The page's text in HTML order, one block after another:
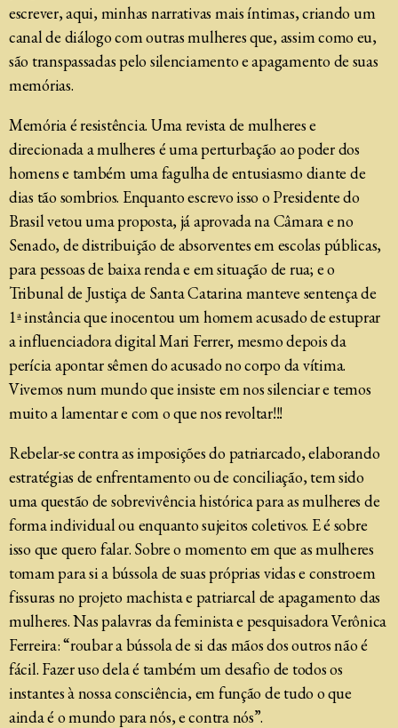
escrever, aqui, minhas narrativas mais íntimas, criando um
canal de diálogo com outras mulheres que, assim como eu,
são transpassadas pelo silenciamento e apagamento de suas
memórias.
Memória é resistência. Uma revista de mulheres e
direcionada a mulheres é uma perturbação ao poder dos
homens e também uma fagulha de entusiasmo diante de
dias tão sombrios. Enquanto escrevo isso o Presidente do
Brasil vetou uma proposta, já aprovada na Câmara e no
Senado, de distribuição de absorventes em escolas públicas,
para pessoas de baixa renda e em situação de rua; e o
Tribunal de Justiça de Santa Catarina manteve sentença de
1ª instância que inocentou um homem acusado de estuprar
a influenciadora digital Mari Ferrer, mesmo depois da
perícia apontar sêmen do acusado no corpo da vítima.
Vivemos num mundo que insiste em nos silenciar e temos
muito a lamentar e com o que nos revoltar!!!
Rebelar-se contra as imposições do patriarcado, elaborando
estratégias de enfrentamento ou de conciliação, tem sido
uma questão de sobrevivência histórica para as mulheres de
forma individual ou enquanto sujeitos coletivos. E é sobre
isso que quero falar. Sobre o momento em que as mulheres
tomam para si a bússola de suas próprias vidas e constroem
fissuras no projeto machista e patriarcal de apagamento das
mulheres. Nas palavras da feminista e pesquisadora Verônica
Ferreira: “roubar a bússola de si das mãos dos outros não é
fácil. Fazer uso dela é também um desafio de todos os
instantes à nossa consciência, em função de tudo o que
ainda é o mundo para nós, e contra nós”.